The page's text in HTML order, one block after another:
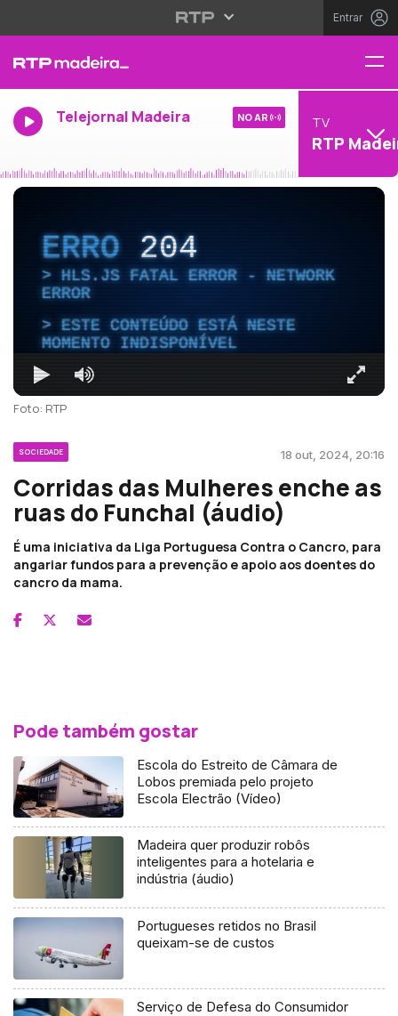
Entrar
Telejornal Madeira NO AR TV
RTP
ERRO204
HLS.JS FATAL ERROR - NETWORK
ERROR
ESTE CONTEÚDO ESTÁ NESTE
MOMENTO INDISPONÍVEL
Foto: RTP
SOCIEDADE 18 out, 2024, 20:16
Corridas das Mulheres enche as
ruas do Funchal (áudio)
É uma iniciativa da Liga Portuguesa Contra o Cancro, para
angariar fundos para a prevenção e apoio aos doentes do
cancro da mama.
Pode também gostar
Escola do Estreito de Câmara de
Lobos premiada pelo projeto
Escola Electrão (Vídeo)
Madeira quer produzir robôs
inteligentes para a hotelaria e
indústria (áudio)
Portugueses retidos no Brasil
queixam-se de custos
Serviço de Defesa do Consumidor